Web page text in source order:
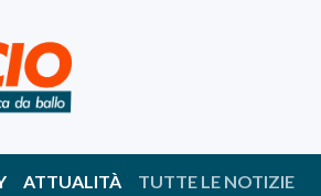
ATTUALITÀ TUTTE LE NOTIZIE